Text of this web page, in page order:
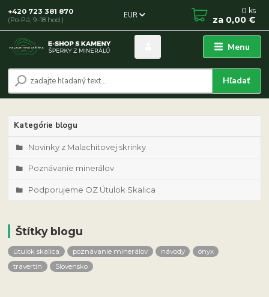
Menu
EUR
Hľadať
+420 723 381 870
(Po-Pá, 9-18 hod.)
0 ks
za 0,00 €
Kategórie blogu
Novinky z Malachitovej skrinky
Poznávanie minerálov
Podporujeme OZ Útulok Skalica
Štítky blogu
útulok skalica poznávanie minerálov návody
ónyx
travertín
Slovensko